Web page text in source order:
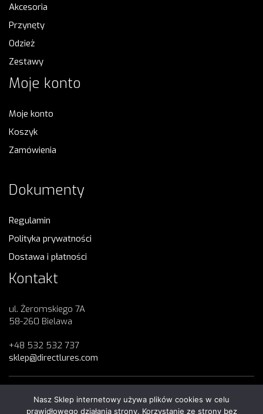
Akcesoria
Przynęty
Odzież
Zestawy
Moje konto
Moje konto
Koszyk
Zamówienia
Dokumenty
Regulamin
Polityka prywatności
Dostawa i płatności
Kontakt
ul. Żeromskiego 7A
58-260 Bielawa
+48 532 532 737
sklep@directlures.com
Copyright 2023Direct Lures© All Rights Reserved
Nasz Sklep internetowy używa plików cookies w celu
prawidłowego działania strony. Korzystanie ze strony bez